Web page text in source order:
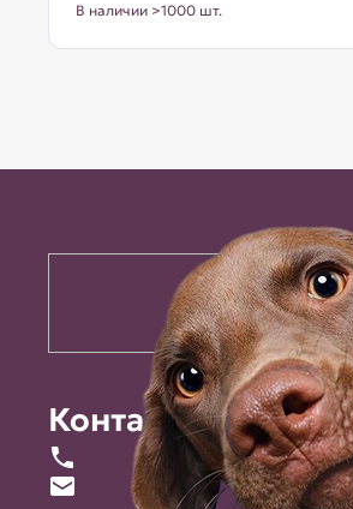
В наличии >1000 шт.
Контакты